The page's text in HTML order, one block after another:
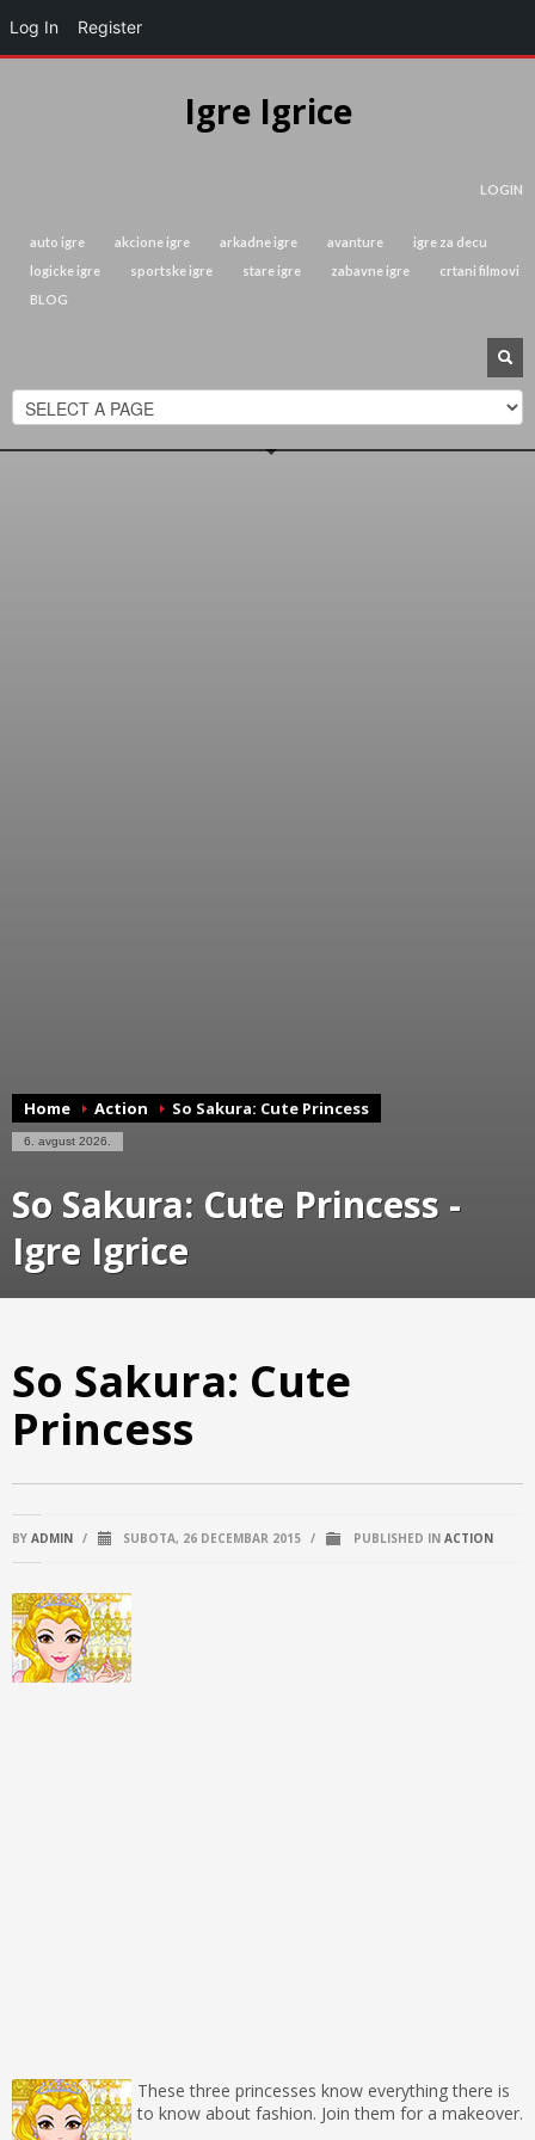
Igre Igrice
LOGIN
auto igre akcione igre arkadne igre avanture
igre za decu
logicke igre
sportske igre stare igre zabavne igre
crtani filmovi
BLOG
Home Action So Sakura: Cute Princess
6. avgust 2026.
So Sakura: Cute Princess -
Igre Igrice
So Sakura: Cute
Princess
BY ADMIN / SUBOTA, 26 DECEMBAR 2015 / PUBLISHED IN ACTION
These three princesses know everything there is
to know about fashion. Join them for a makeover.
Log In Register